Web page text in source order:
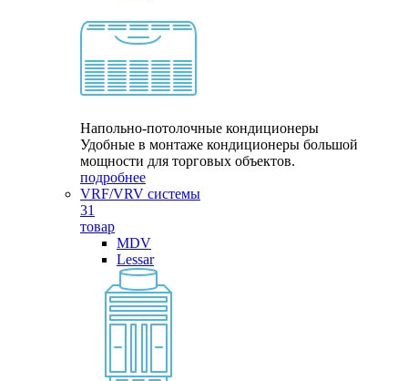
Напольно-потолочные кондиционеры
Удобные в монтаже кондиционеры большой
мощности для торговых объектов.
подробнее
VRF/VRV системы
31
товар
MDV
Lessar